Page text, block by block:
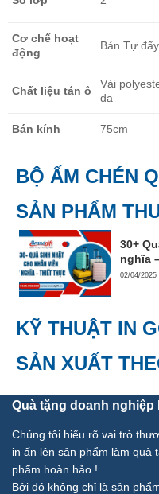
Cơ chế hoạt
động
Bán Tự đẩy
Chất liệu tán ô
Vải
da
Bán kính 75cm
BỘ ẤM CHÉN
SẢN PHẨM
30+
nghĩa
02/04/2025
KỸ THUẬT IN
SẢN XUẤT
Quà tặng doanh nghiệp
Chúng tôi hiểu rõ vai trò
in ấn lên sản phẩm làm quà
phẩm hoàn hảo !
Bởi đó không chỉ là sản